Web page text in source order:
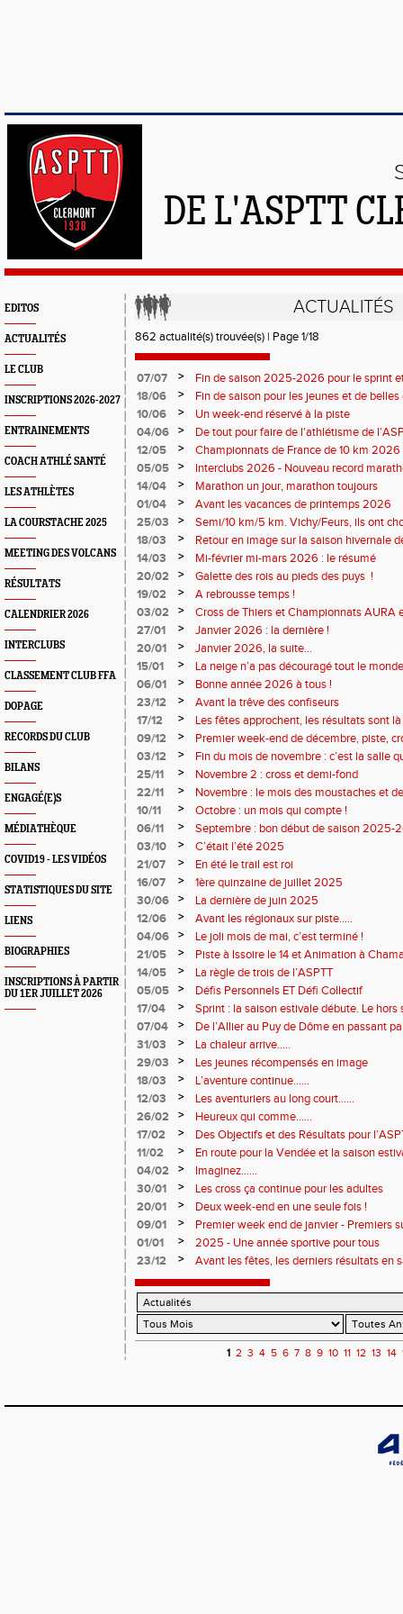
DE L'ASPTT
EDITOS
ACTUALITÉS
LE CLUB
INSCRIPTIONS 2026-2027
ENTRAINEMENTS
COACH ATHLÉ SANTÉ
LES ATHLÈTES
LA COURSTACHE 2025
MEETING DES VOLCANS
RÉSULTATS
CALENDRIER 2026
INTERCLUBS
CLASSEMENT CLUB FFA
DOPAGE
RECORDS DU CLUB
BILANS
ENGAGÉ(E)S
MÉDIATHÈQUE
COVID19 - LES VIDÉOS
STATISTIQUES DU SITE
LIENS
BIOGRAPHIES
INSCRIPTIONS À PARTIR
DU 1ER JUILLET 2026
ACTUALITÉS
862 actualité(s) trouvée(s) | Page 1/18
07/07 >
Fin de saison 2025-2026 pour le sprint
18/06
>
Fin de saison pour les jeunes et de
10/06
>
Un week-end réservé à la piste
04/06
>
De tout pour faire de l'athlétisme de
monde souriant
12/05 >
Championnats de France de 10 km
Soirées piste
05/05 >
Interclubs 2026 - Nouveau record
résultats
14/04 >
Marathon un jour, marathon toujours
01/04
>
Avant les vacances de printemps 2026
25/03
>
Semi/10 km/5 km. Vichy/Feurs, ils ont
18/03
>
Retour en image sur la saison hivernale
14/03
>
Mi-février mi-mars 2026 : le résumé
20/02
>
Galette des rois au pieds des puys !
19/02
>
A rebrousse temps !
03/02
>
Cross de Thiers et Championnats AURA
27/01
>
Janvier 2026 : la dernière !
20/01
>
Janvier 2026, la suite...
15/01
>
La neige n’a pas découragé tout le
06/01
>
Bonne année 2026 à tous !
23/12
>
Avant la trêve des confiseurs
17/12
>
Les fêtes approchent, les résultats sont là
09/12
>
Premier week-end de décembre, piste,
03/12
>
Fin du mois de novembre : c’est la salle
25/11
>
Novembre 2 : cross et demi-fond
22/11
>
Novembre : le mois des moustaches et
2026
10/11 >
Octobre : un mois qui compte !
06/11
>
Septembre : bon début de saison 2025-
03/10
>
C’était l’été 2025
21/07
>
En été le trail est roi
16/07
>
1ère quinzaine de juillet 2025
30/06
>
La dernière de juin 2025
12/06
>
Avant les régionaux sur piste…..
04/06
>
Le joli mois de mai, c’est terminé !
21/05
>
Piste à Issoire le 14 et Animation à
14/05
>
La règle de trois de l’ASPTT
05/05
>
Défis Personnels ET Défi Collectif
17/04
>
Sprint : la saison estivale débute. Le
07/04
>
De l’Allier au Puy de Dôme en passant
31/03
>
La chaleur arrive…..
29/03
>
Les jeunes récompensés en image
18/03
>
L’aventure continue…...
12/03
>
Les aventuriers au long court…...
26/02
>
Heureux qui comme…...
17/02
>
Des Objectifs et des Résultats pour
11/02
>
En route pour la Vendée et la saison
04/02
>
Imaginez…...
30/01
>
Les cross ça continue pour les adultes
20/01
>
Deux week-end en une seule fois !
09/01
>
Premier week end de janvier - Premiers
01/01
>
2025 - Une année sportive pour tous
23/12
> Avant les fêtes, les derniers résultats en
1 2 3 4 5 6 7 8 9 10 11 12 13 14